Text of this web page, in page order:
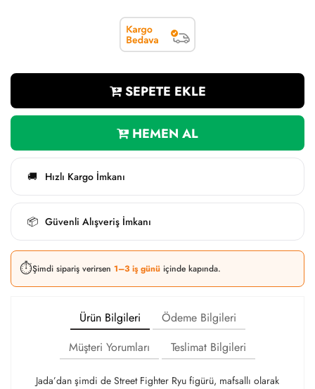
SEPETE EKLE
HEMEN AL
🚚 Hızlı Kargo İmkanı
📦 Güvenli Alışveriş İmkanı
⏱️Şimdi sipariş verirsen 1–3 iş günü içinde kapında.
Ürün Bilgileri
Ödeme Bilgileri
Müşteri Yorumları
Teslimat Bilgileri
Jada’dan şimdi de Street Fighter Ryu figürü, mafsallı olarak